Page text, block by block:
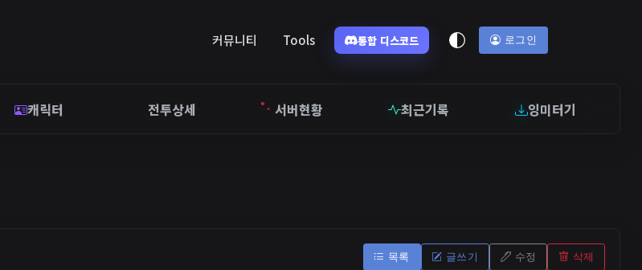
커뮤니티 Tools 통합 디스코드 로그인
캐릭터 전투상세 서버현황 최근기록 잉미터기
목록 글쓰기 수정 삭제